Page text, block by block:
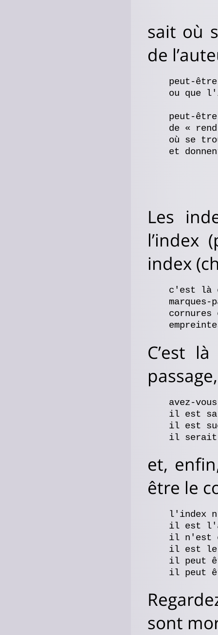
sait où
de
peut-
ou que
peut-
de «
où se
Les
l’index
index
c'est là
marques-
cornures
C’est
avez-
il est
il est
et,
être le
l'index
il est
il n'est
il est
il peut
sont